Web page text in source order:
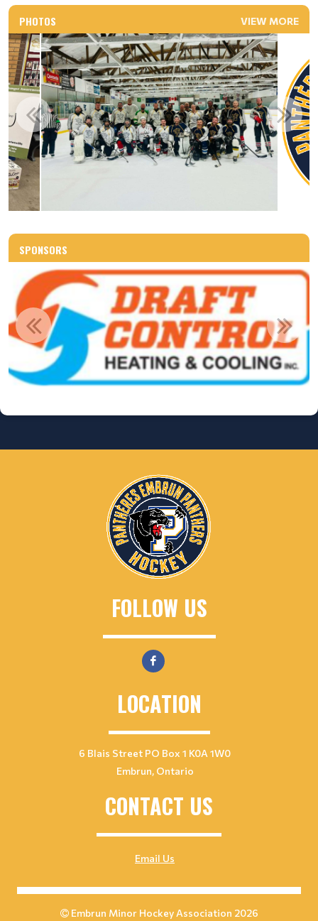
PHOTOS VIEW MORE
SPONSORS
FOLLOW US
LOCATION
6 Blais Street PO Box 1 K0A 1W0
Embrun, Ontario
CONTACT US
Email Us
Embrun Minor Hockey Association 2026